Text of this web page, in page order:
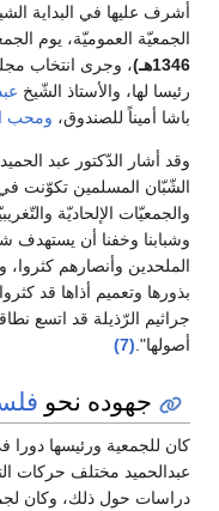
أشرف عليها في البداية
الجمعيّة العموميّة، يوم
1346هـ)
، وجرى انتخاب
رئيسا لها، والأستاذ الشّيخ
باشا أميناً للصندوق، ومحب
وقد أشار الدّكتور عبد
الشّبّان المسلمين تكوّنت
والجمعيّات الإلحاديّة
وشبابنا وخفنا أن يستهدف
الملحدين وأنصارهم كثروا،
بذورها وتعميم أذاها قد
جراثيم الرّذيلة قد اتسع
أصولها". (7)
جهوده نحو
كان للجمعية ورئيسها دورا
عبدالحميد مختلف حركات
دراسات حول ذلك، وكان